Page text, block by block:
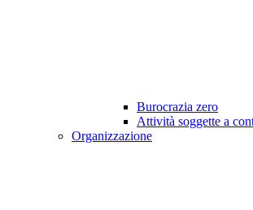
Burocrazia zero
Attività soggette a
Organizzazione